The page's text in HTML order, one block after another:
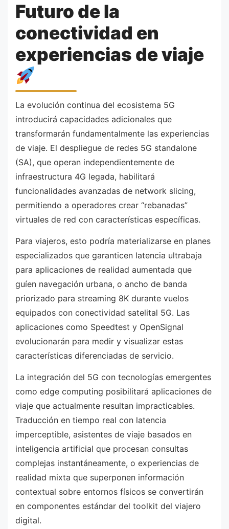
Futuro de la
conectividad en
experiencias de viaje
La evolución continua del ecosistema 5G
introducirá capacidades adicionales que
transformarán fundamentalmente las experiencias
de viaje. El despliegue de redes 5G standalone
(SA), que operan independientemente de
infraestructura 4G legada, habilitará
funcionalidades avanzadas de network slicing,
permitiendo a operadores crear “rebanadas”
virtuales de red con características específicas.
Para viajeros, esto podría materializarse en planes
especializados que garanticen latencia ultrabaja
para aplicaciones de realidad aumentada que
guíen navegación urbana, o ancho de banda
priorizado para streaming 8K durante vuelos
equipados con conectividad satelital 5G. Las
aplicaciones como Speedtest y OpenSignal
evolucionarán para medir y visualizar estas
características diferenciadas de servicio.
La integración del 5G con tecnologías emergentes
como edge computing posibilitará aplicaciones de
viaje que actualmente resultan impracticables.
Traducción en tiempo real con latencia
imperceptible, asistentes de viaje basados en
inteligencia artificial que procesan consultas
complejas instantáneamente, o experiencias de
realidad mixta que superponen información
contextual sobre entornos físicos se convertirán
en componentes estándar del toolkit del viajero
digital.